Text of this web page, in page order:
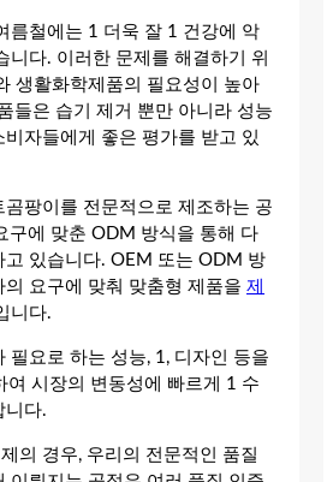
름철에는 1 더욱 잘 1 건강에 악
니다. 이러한 문제를 해결하기 위
생활화학제품의 필요성이 높아
들은 습기 제거 뿐만 아니라 성능
자들에게 좋은 평가를 받고 있
곰팡이를 전문적으로 제조하는 공
구에 맞춘 ODM 방식을 통해 다
고 있습니다. OEM 또는 ODM 방
요구에 맞춰 맞춤형 제품을 제
니다.
필요로 하는 성능, 1, 디자인 등을
여 시장의 변동성에 빠르게 1 수
니다.
의 경우, 우리의 전문적인 품질